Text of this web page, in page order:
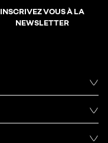
INSCRIVEZ VOUS À LA
NEWSLETTER